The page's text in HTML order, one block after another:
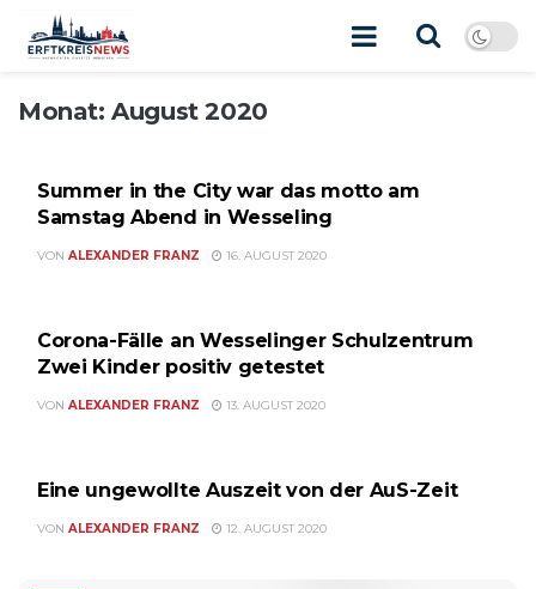
Monat:August 2020
Summer in the City war das motto am
Samstag Abend in Wesseling
VON ALEXANDER FRANZ 16. AUGUST 2020
Corona-Fälle an Wesselinger Schulzentrum
Zwei Kinder positiv getestet
VON ALEXANDER FRANZ 13. AUGUST 2020
Eine ungewollte Auszeit von der AuS-Zeit
VON ALEXANDER FRANZ 12. AUGUST 2020